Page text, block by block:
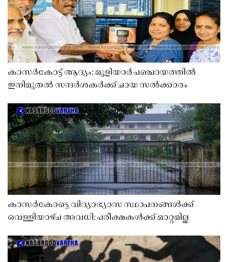
കാസർകോട്ട് ആദ്യം; മുളിയാർ പഞ്ചായത്തിൽ
ഇനിമുതൽ സന്ദർശകർക്ക് ചായ സൽക്കാരം
കാസർകോട്ടെ വിദ്യാഭ്യാസ സ്ഥാപനങ്ങൾക്ക്
വെള്ളിയാഴ്ച അവധി; പരീക്ഷകൾക്ക് മാറ്റമില്ല